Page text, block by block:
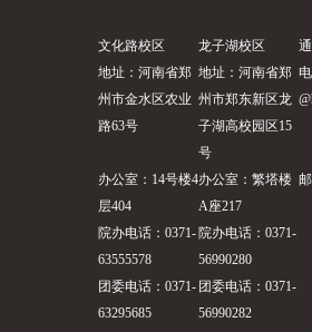
文化路校区 龙子湖校区
地址：河南省郑
州市金水区农业
路63号
地址：河南省郑
州市郑东新区龙
子湖高校园区15
号
办公室：14号楼4
层404
办公室：繁塔楼
A座217
院办电话：0371-
63555578
院办电话：0371-
56990280
团委电话：0371-
63295685
团委电话：0371-
56990282